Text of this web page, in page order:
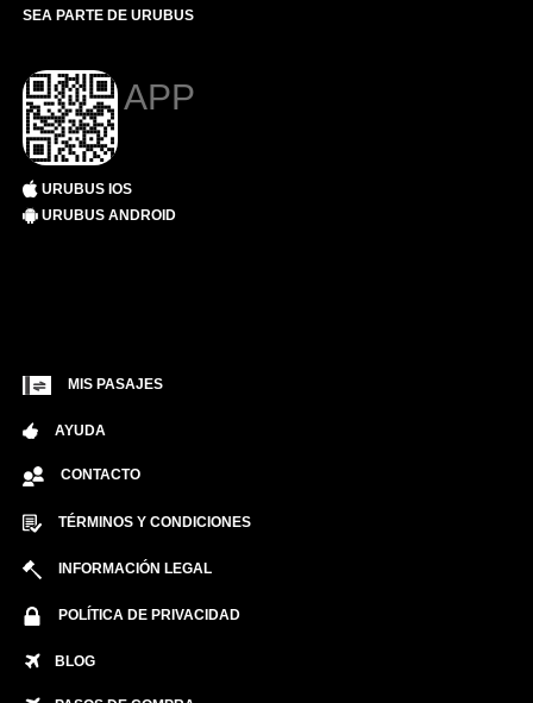
SEA PARTE DE URUBUS
APP
URUBUS IOS
URUBUS ANDROID
MIS PASAJES
AYUDA
CONTACTO
TÉRMINOS Y CONDICIONES
INFORMACIÓN LEGAL
POLÍTICA DE PRIVACIDAD
BLOG